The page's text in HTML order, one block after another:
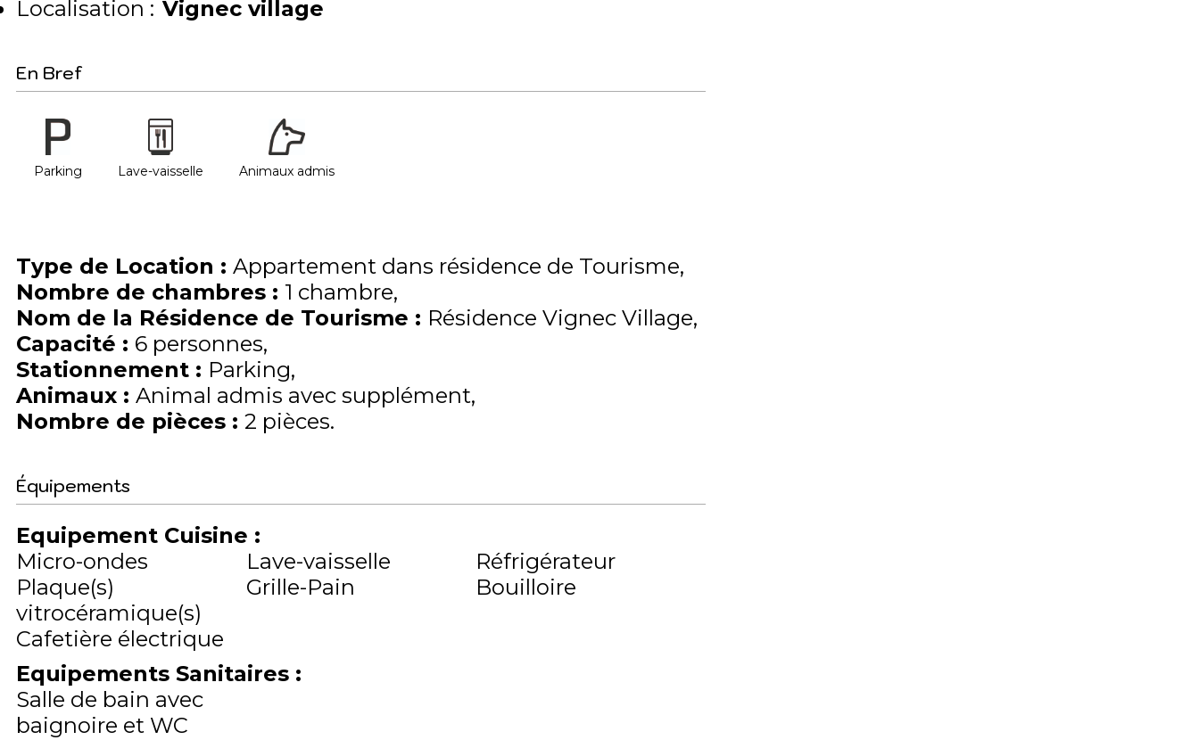
Localisation : Vignec village
En Bref
Parking Lave-vaisselle Animaux admis
Type de Location : Appartement dans résidence de Tourisme
Nombre de chambres : 1 chambre
Nom de la Résidence de Tourisme : Résidence Vignec Village
Capacité : 6 personnes
Stationnement : Parking
Animaux : Animal admis avec supplément
Nombre de pièces : 2 pièces
Équipements
Equipement Cuisine :
Micro-ondes
Lave-vaisselle
Réfrigérateur
Plaque(s)
vitrocéramique(s)
Grille-Pain
Bouilloire
Cafetière électrique
Equipements Sanitaires :
Salle de bain avec
baignoire et WC